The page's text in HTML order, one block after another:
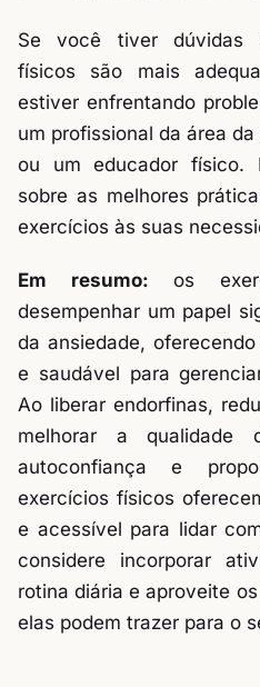
Se você tiver dúvidas
físicos são mais
estiver enfrentando
um profissional da área
ou um educador físico.
sobre as melhores
exercícios às suas
Em resumo: os
desempenhar um papel
da ansiedade,
e saudável para
Ao liberar endorfinas,
melhorar a qualidade
autoconfiança e
exercícios físicos
e acessível para lidar
considere incorporar
rotina diária e aproveite
elas podem trazer para o